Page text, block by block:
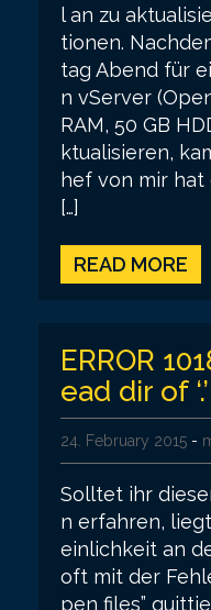
l an zu
tionen.
tag Abend für
n vServer
RAM, 50 GB
ktualisieren,
hef von mir hat
[…]
READ MORE
ERROR
ead dir of
24. February 2015 -
Solltet ihr
n erfahren,
einlichkeit an
oft mit der
pen files”